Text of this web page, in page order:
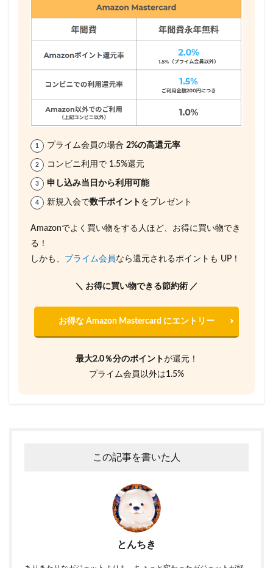
プライム会員の場合 2%の高還元率
コンビニ利用で 1.5%還元
申し込み当日から利用可能
新規入会で数千ポイント をプレゼント
Amazonでよく買い物をする人ほど、お得に買い物でき
る！
しかも、 プライム会員 なら還元されるポイントも UP！
＼ お得に買い物できる節約術 ／
お得な Amazon Mastercard にエントリー
最大2.0％分のポイントが還元！
プライム会員以外は1.5%
この記事を書いた人
とんちき